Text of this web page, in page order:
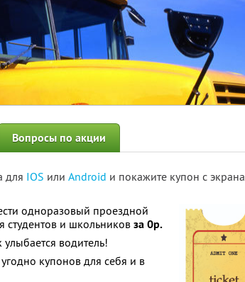
Вопросы по акции
для IOS или Android и покажите купон с экрана
одноразовый проездной
студентов и школьников за 0р.
водитель!
купонов для себя и в